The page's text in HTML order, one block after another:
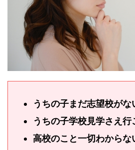
うちの子まだ志望校がな
うちの子学校見学さえ
高校のこと一切わからな